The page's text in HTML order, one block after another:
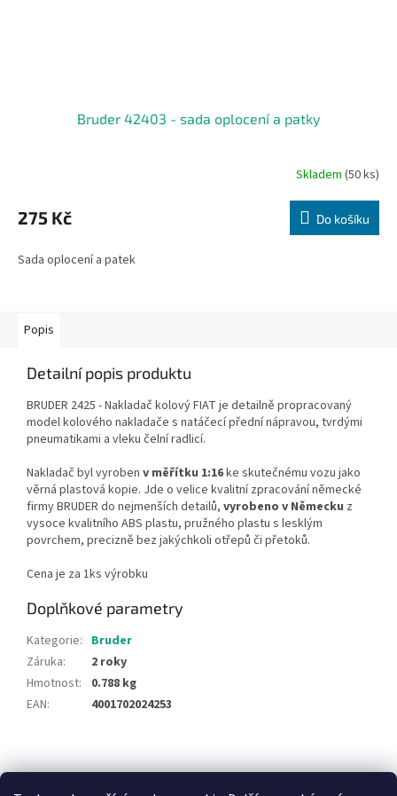
Bruder 42403 - sada oplocení a patky
Skladem (50 ks)
275 Kč Do košíku
Sada oplocení a patek
Popis
Detailní popis produktu
BRUDER 2425 - Nakladač kolový FIAT je detailně propracovaný
model kolového nakladače s natáčecí přední nápravou, tvrdými
pneumatikami a vleku čelní radlicí.
Nakladač byl vyroben v měřítku 1:16ke skutečnému vozu jako
věrná plastová kopie. Jde o velice kvalitní zpracování německé
firmy BRUDER do nejmenších detailů, vyrobeno v Německu z
vysoce kvalitního ABS plastu, pružného plastu s lesklým
povrchem, precizně bez jakýchkoli otřepů či přetoků.
Cena je za 1ks výrobku
Doplňkové parametry
Kategorie: Bruder
Záruka:
2 roky
Hmotnost:
0.788 kg
EAN: 4001702024253
á